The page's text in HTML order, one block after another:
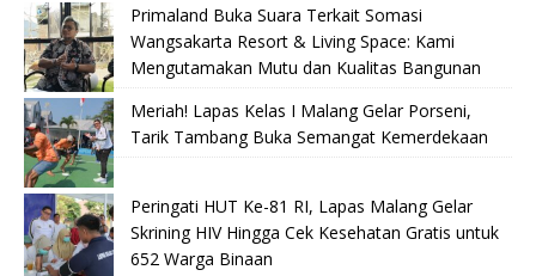
Primaland Buka Suara Terkait Somasi
Wangsakarta Resort & Living Space: Kami
Mengutamakan Mutu dan Kualitas Bangunan
Meriah! Lapas Kelas I Malang Gelar Porseni,
Tarik Tambang Buka Semangat Kemerdekaan
Peringati HUT Ke-81 RI, Lapas Malang Gelar
Skrining HIV Hingga Cek Kesehatan Gratis untuk
652 Warga Binaan